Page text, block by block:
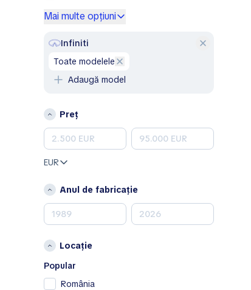
GMC
Honda
Land Rover
Lexus
Mazda
Mercedes-Benz
Opel
Porsche
RAM
Renault
Mai multe opțiuni
Infiniti
toate modelele
Adaugă model
Preț
EUR
Anul de fabricație
Locație
Popular
România